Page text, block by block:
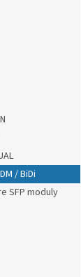
/ BiDi
SFP moduly